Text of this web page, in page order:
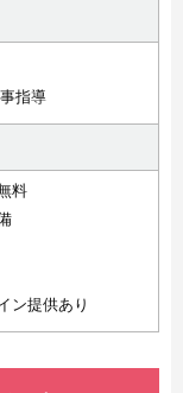
指導
料
ン提供あり